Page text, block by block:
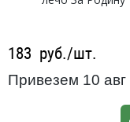
183 руб./шт.
Привезем 10 авг